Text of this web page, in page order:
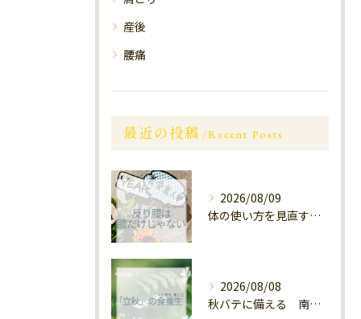
産後
腰痛
最近の投稿 Recent Posts
2026/08/09
体の使い方を見直す 西鉄大橋
2026/08/08
秋バテに備える 南区大橋